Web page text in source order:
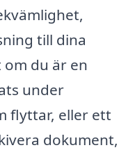
till dina
om du är en
under
flyttar, eller ett
dokument,